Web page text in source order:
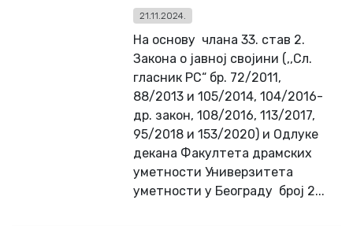
21.11.2024.
На основу члана 33. став 2.
Закона о јавној својини (,,Сл.
гласник РС“ бр. 72/2011,
88/2013 и 105/2014, 104/2016-
др. закон, 108/2016, 113/2017,
95/2018 и 153/2020) и Одлуке
декана Факултета драмских
уметности Универзитета
уметности у Београду број 2...